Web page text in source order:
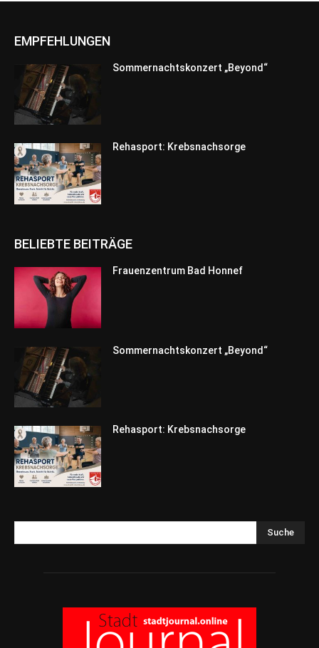
EMPFEHLUNGEN
Sommernachtskonzert „Beyond“
Rehasport: Krebsnachsorge
BELIEBTE BEITRÄGE
Frauenzentrum Bad Honnef
Sommernachtskonzert „Beyond“
Rehasport: Krebsnachsorge
Suche